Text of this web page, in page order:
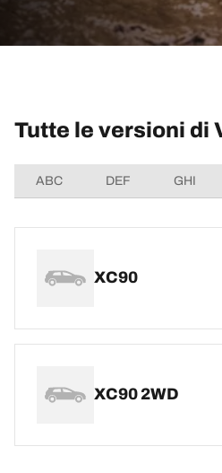
Tutte le versioni di
ABC DEF GHI
XC90
XC90 2WD